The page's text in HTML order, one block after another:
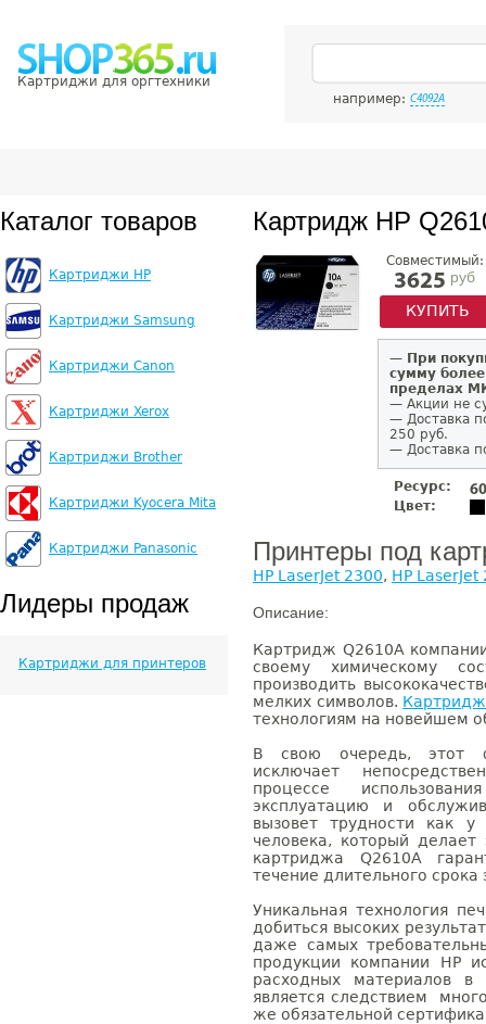
Картриджи для оргтехники
например: C4092A
Каталог товаров
Картриджи HP
Картриджи Samsung
Картриджи Canon
Картриджи Xerox
Картриджи Brother
Картриджи Kyocera Mita
Картриджи Panasonic
Лидеры продаж
Картриджи для принтеров
Картридж HP
Совместимый:
3625 руб
КУПИТЬ
— При
сумму
пределах
— Акции не
— Доставка
250 руб.
— Доставка
Ресурс:
Цвет:
Принтеры под
HP LaserJet 2300, HP LaserJet
Описание:
Картридж Q2610A
своему химическому
производить
мелких символов. Картридж
технологиям на новейшем
В свою очередь, этот
исключает
процессе
эксплуатацию и
вызовет трудности как
человека, который
картриджа Q2610A
течение длительного срока
Уникальная технология
добиться высоких
даже самых
продукции компании HP
расходных материалов в
является следствием
же обязательной